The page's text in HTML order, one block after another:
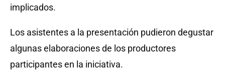
implicados.
Los asistentes a la presentación pudieron degustar
algunas elaboraciones de los productores
participantes en la iniciativa.